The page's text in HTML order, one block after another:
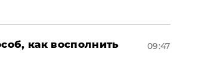
как восполнить
09:47